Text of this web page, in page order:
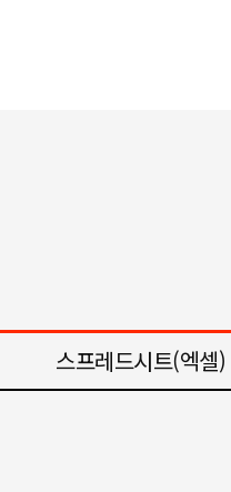
스프레드시트(엑셀)